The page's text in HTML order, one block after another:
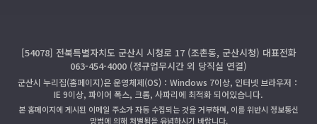
[54078] 전북특별자치도 군산시 시청로 17 (조촌동, 군산시청) 대표전화
063-454-4000 (정규업무시간 외 당직실 연결)
군산시 누리집(홈페이지)은 운영체제(OS)：Windows 7이상, 인터넷 브라우저：
IE 9이상, 파이어 폭스, 크롬, 사파리에 최적화 되어있습니다.
본 홈페이지에 게시된 이메일 주소가 자동 수집되는 것을 거부하며, 이를 위반시 정보통신
망법에 의해 처벌됨을 유념하시기 바랍니다.